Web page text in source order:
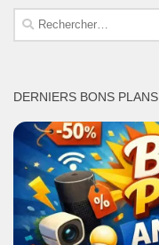
Rechercher :
DERNIERS BONS PLANS